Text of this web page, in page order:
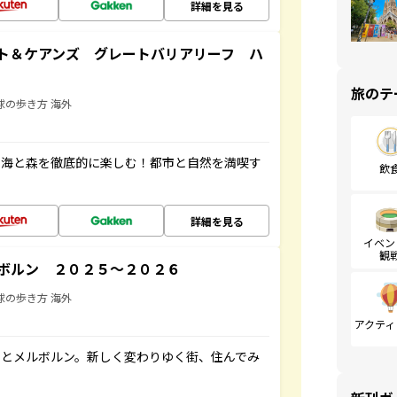
詳細を見る
ケアンズ グレートバリアリーフ ハ
の歩き方 海外
と森を徹底的に楽しむ！都市と自然を満喫す
詳細を見る
ン ２０２５～２０２６
の歩き方 海外
メルボルン。新しく変わりゆく街、住んでみ
旅の
飲
イベ
観
アクテ